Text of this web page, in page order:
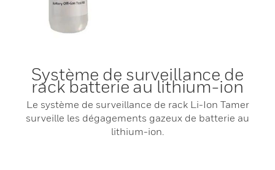
Système de surveillance de
rack batterie au lithium-ion
Le système de surveillance de rack Li-Ion Tamer
surveille les dégagements gazeux de batterie au
lithium-ion.